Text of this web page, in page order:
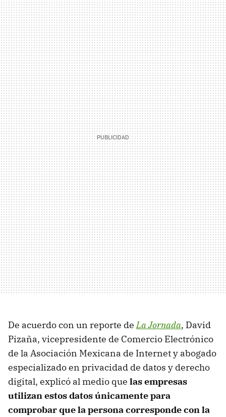
De acuerdo con un reporte de La Jornada, David
Pizaña, vicepresidente de Comercio Electrónico
de la Asociación Mexicana de Internet y abogado
especializado en privacidad de datos y derecho
digital, explicó al medio que las empresas
utilizan estos datos únicamente para
comprobar que la persona corresponde con la